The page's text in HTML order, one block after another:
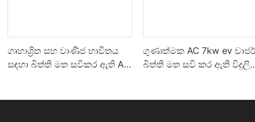
ගෘහාශ්‍රිත සහ වාණිජ භාවිතය
සඳහා බිත්ති මත සවිකර ඇති AC
ගුණාත්මක AC 7kw ev
බිත්ති මත සවි කර ඇති විදුලි